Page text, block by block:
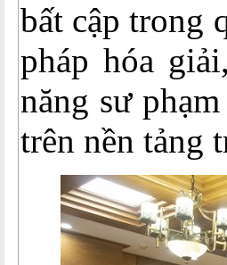
bất cập trong
pháp hóa
năng sư
trên nền tảng